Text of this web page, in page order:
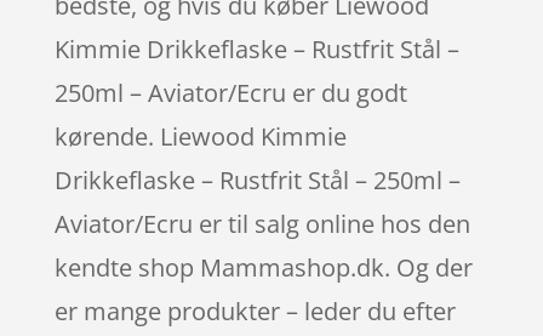
Kimmie Drikkeflaske – Rustfrit Stål –
250ml – Aviator/Ecru er du godt
kørende. Liewood Kimmie
Drikkeflaske – Rustfrit Stål – 250ml –
Aviator/Ecru er til salg online hos den
kendte shop Mammashop.dk. Og der
er mange produkter – leder du efter